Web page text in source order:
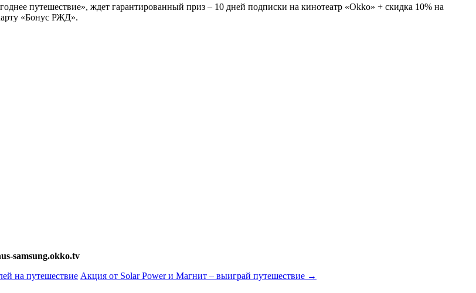
путешествие», ждет гарантированный приз – 10 дней подписки на кинотеатр «Okko» + скидка 10% на
«Бонус РЖД».
samsung.okko.tv
на путешествие Акция от Solar Power и Магнит – выиграй путешествие →